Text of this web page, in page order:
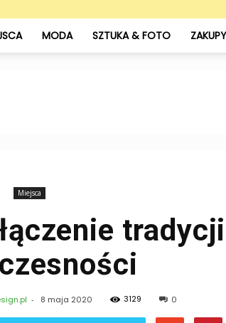
MODA SZTUKA & FOTO ZAKUPY
Miejsca
- 8 maja 2020 3129 0